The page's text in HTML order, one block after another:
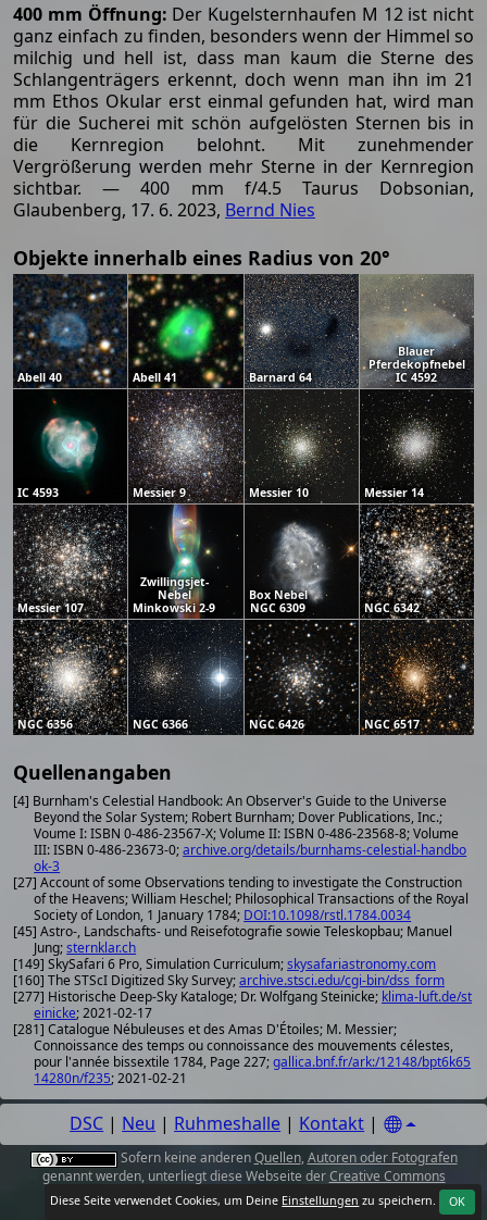
400 mm Öffnung: Der Kugelsternhaufen M 12 ist nicht
ganz einfach zu finden, besonders wenn der Himmel so
milchig und hell ist, dass man kaum die Sterne des
Schlangenträgers erkennt, doch wenn man ihn im 21
mm Ethos Okular erst einmal gefunden hat, wird man
für die Sucherei mit schön aufgelösten Sternen bis in
die Kernregion belohnt. Mit zunehmender
Vergrößerung werden mehr Sterne in der Kernregion
sichtbar. — 400 mm f/4.5 Taurus Dobsonian,
Glaubenberg, 17. 6. 2023, Bernd Nies
Objekte innerhalb eines Radius von 20°
Abell 40 Abell 41 Barnard 64
Blauer
Pferdekopfnebel
IC 4592
IC 4593 Messier 9 Messier 10 Messier 14
Messier 107
Zwillingsjet-
Nebel
Minkowski 2-9
Box Nebel
NGC 6309
NGC 6342
NGC 6356 NGC 6366 NGC 6426 NGC 6517
Quellenangaben
[4] Burnham's Celestial Handbook: An Observer's Guide to the Universe
Beyond the Solar System; Robert Burnham; Dover Publications, Inc.;
Voume I: ISBN 0-486-23567-X; Volume II: ISBN 0-486-23568-8; Volume
III: ISBN 0-486-23673-0;archive.org/details/burnhams-celestial-handbo
ok-3
[27] Account of some Observations tending to investigate the Construction
of the Heavens; William Heschel; Philosophical Transactions of the Royal
Society of London, 1 January 1784; DOI:10.1098/rstl.1784.0034
[45] Astro-, Landschafts- und Reisefotografie sowie Teleskopbau; Manuel
Jung;sternklar.ch
[149] SkySafari 6 Pro, Simulation Curriculum;skysafariastronomy.com
[160] The STScI Digitized Sky Survey;archive.stsci.edu/cgi-bin/dss_form
[277] Historische Deep-Sky Kataloge; Dr. Wolfgang Steinicke; klima-luft.de/st
einicke; 2021-02-17
[281] Catalogue Nébuleuses et des Amas D'Étoiles; M. Messier;
Connoissance des temps ou connoissance des mouvements célestes,
pour l'année bissextile 1784, Page 227;gallica.bnf.fr/ark:/12148/bpt6k65
14280n/f235; 2021-02-21
DSC | Neu | Ruhmeshalle | Kontakt |
Sofern keine anderenQuellen, Autoren oder Fotografen
genannt werden, unterliegt diese Webseite derCreative Commons
Attribution 4.0 International License
Diese Seite verwendet Cookies, um Deine Einstellungen zu speichern. OK